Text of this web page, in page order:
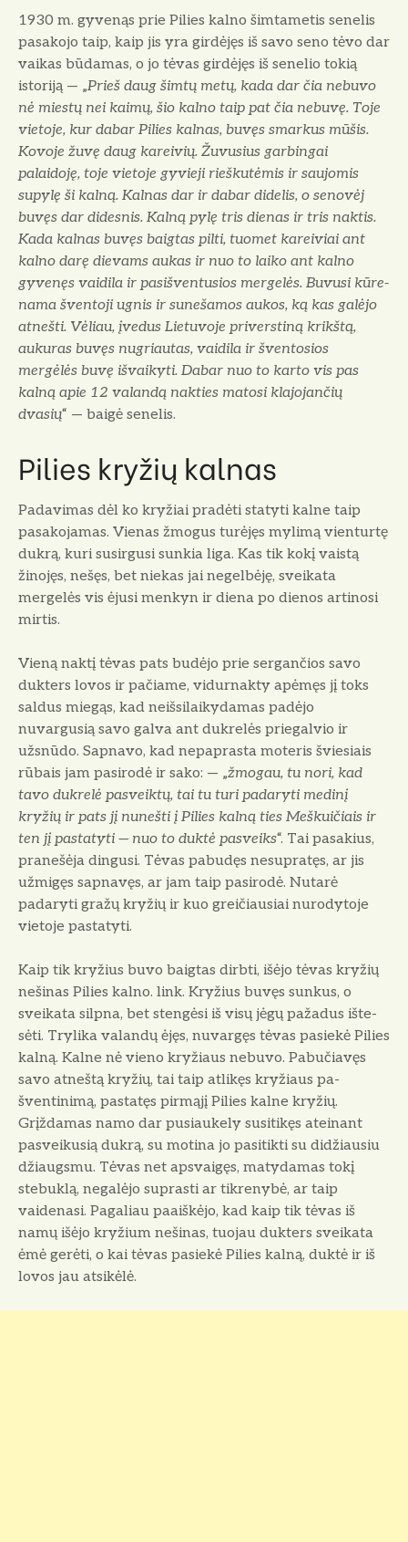
1930 m. gyvenąs prie Pilies kalno šimtametis senelis
pasakojo taip, kaip jis yra girdėjęs iš savo seno tėvo dar
vai­kas būdamas, o jo tėvas girdėjęs iš sene­lio tokią
istoriją — „Prieš daug šimtų metų, kada dar čia nebuvo
nė miestų nei kaimų, šio kalno taip pat čia nebuvę. Toje
vietoje, kur dabar Pilies kalnas, bu­vęs smarkus mūšis.
Kovoje žuvę daug kareivių. Žuvusius garbingai
palaidoję, toje vietoje gyvieji rieškutėmis ir saujo­mis
supylę ši kalną. Kalnas dar ir da­bar didelis, o senovėj
buvęs dar didesnis. Kalną pylę tris dienas ir tris naktis.
Ka­da kalnas buvęs baigtas pilti, tuomet ka­reiviai ant
kalno darę dievams aukas ir nuo to laiko ant kalno
gyvenęs vaidila ir pasišventusios mergelės. Buvusi kūre­
nama šventoji ugnis ir sunešamos aukos, ką kas galėjo
atnešti. Vėliau, įvedus Lietuvoje priverstiną krikštą,
aukuras bu­vęs nugriautas, vaidila ir šventosios
mergėlės buvę išvaikyti. Dabar nuo to kar­to vis pas
kalną apie 12 valandą nakties matosi klajojančių
dvasių“ — baigė se­nelis.
Pilies kryžių kalnas
Padavimas dėl ko kryžiai pradėti statyti kalne taip
pasakojamas. Vienas žmogus turėjęs mylimą vienturtę
dukrą, kuri susirgusi sunkia liga. Kas tik kokį vaistą
žinojęs, nešęs, bet niekas jai negelbėję, sveikata
mergelės vis ėjusi men­kyn ir diena po dienos artinosi
mirtis.
Vieną naktį tėvas pats budėjo prie sergančios savo
dukters lovos ir pačiame, vidurnakty apėmęs jį toks
saldus miegąs, kad neišsilaikydamas padėjo
nuvargusią savo galva ant dukrelės priegalvio ir
užsnūdo. Sapnavo, kad nepaprasta mote­ris šviesiais
rūbais jam pasirodė ir sako: — „žmogau, tu nori, kad
tavo dukrelė pasveiktų, tai tu turi padaryti medinį
kryžių ir pats jį nunešti į Pilies kalną ties Meškuičiais ir
ten jį pastatyti — nuo to duktė pasveiks“. Tai pasakius,
pranešėja dingusi. Tėvas pabudęs nesu­pratęs, ar jis
užmigęs sapnavęs, ar jam taip pasirodė. Nutarė
padaryti gražų kryžių ir kuo greičiausiai nurodytoje
vie­toje pastatyti.
Kaip tik kryžius buvo baigtas dirbti, išėjo tėvas kryžių
nešinas Pilies kalno. link. Kryžius buvęs sunkus, o
sveikata silp­na, bet stengėsi iš visų jėgų pažadus ište­
sėti. Trylika valandų ėjęs, nuvargęs tė­vas pasiekė Pilies
kalną. Kalne nė vieno kryžiaus nebuvo. Pabučiavęs
savo at­neštą kryžių, tai taip atlikęs kryžiaus pa­
šventinimą, pastatęs pirmąjį Pilies kalne kryžių.
Grįždamas namo dar pusiaukely susi­tikęs ateinant
pasveikusią dukrą, su mo­tina jo pasitikti su didžiausiu
džiaugsmu. Tėvas net apsvaigęs, matydamas tokį
stebuklą, negalėjo suprasti ar tikrenybė, ar taip
vaidenasi. Pagaliau paaiškėjo, kad kaip tik tėvas iš
namų išėjo kryžium nešinas, tuojau dukters sveikata
ėmė ge­rėti, o kai tėvas pasiekė Pilies kalną, duktė ir iš
lovos jau atsikėlė.